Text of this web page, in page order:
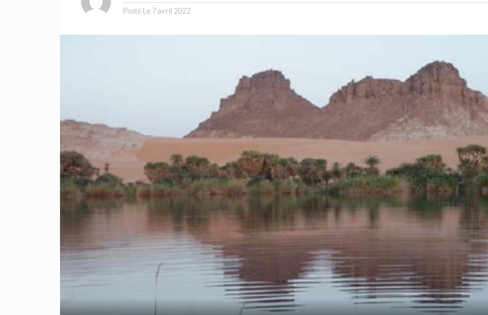
Posté Le 7 avril 2022